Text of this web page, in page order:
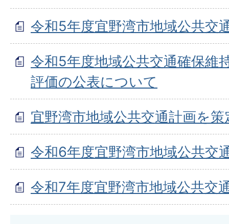
令和5年度宜野湾市地域公共交
令和5年度地域公共交通確保維
評価の公表について
宜野湾市地域公共交通計画を
令和6年度宜野湾市地域公共交
令和7年度宜野湾市地域公共交